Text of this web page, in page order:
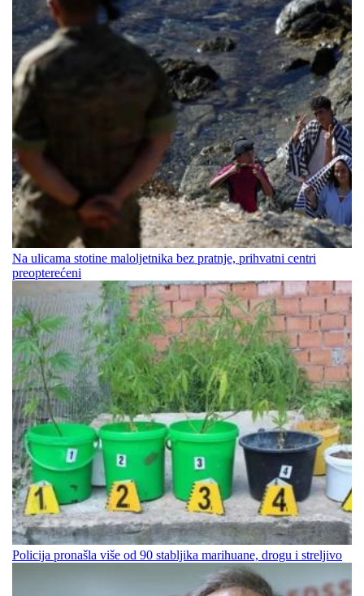
Na ulicama stotine maloljetnika bez pratnje, prihvatni centri
preopterećeni
Policija pronašla više od 90 stabljika marihuane, drogu i streljivo